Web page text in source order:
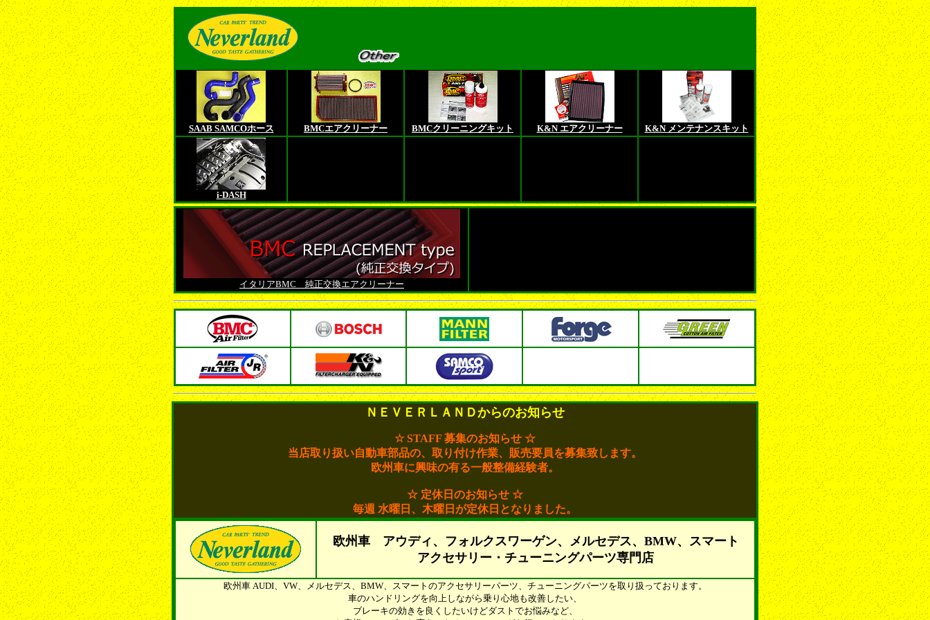
SAAB SAMCOホース BMCエアクリーナー BMCクリーニングキット K&N エアクリーナー K&N メンテナンスキット
i-DASH
イタリアBMC 純正交換エアクリーナー
ＮＥＶＥＲＬＡＮＤからのお知らせ
☆ STAFF 募集のお知らせ ☆
当店取り扱い自動車部品の、取り付け作業、販売要員を募集致します。
欧州車に興味の有る一般整備経験者。
☆ 定休日のお知らせ ☆
毎週 水曜日、木曜日が定休日となりました。
欧州車 アウディ、フォルクスワーゲン、メルセデス、BMW、スマート
アクセサリー・チューニングパーツ専門店
欧州車 AUDI、VW、メルセデス、BMW、スマートのアクセサリーパーツ、チューニングパーツを取り扱っております。
車のハンドリングを向上しながら乗り心地も改善したい、
ブレーキの効きを良くしたいけどダストでお悩みなど、